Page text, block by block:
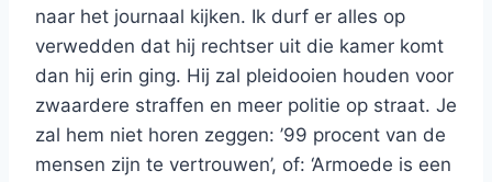
naar het journaal kijken. Ik durf er alles op
verwedden dat hij rechtser uit die kamer komt
dan hij erin ging. Hij zal pleidooien houden voor
zwaardere straffen en meer politie op straat. Je
zal hem niet horen zeggen: ’99 procent van de
mensen zijn te vertrouwen’, of: ‘Armoede is een